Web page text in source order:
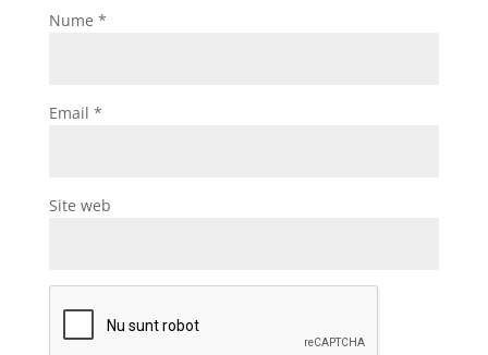
Nume *
Email *
Site web